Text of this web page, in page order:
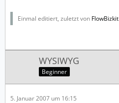
Einmal editiert, zuletzt von FlowBizkit
WYSIWYG
Beginner
5. Januar 2007 um 16:15